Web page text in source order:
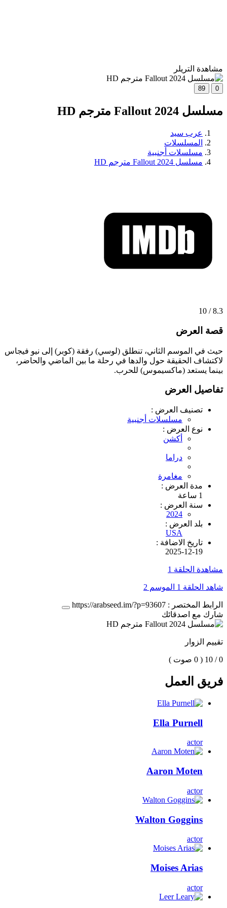
مشاهدة التريلر
0
89
مسلسل Fallout 2024 مترجم HD
عرب سيد
المسلسلات
مسلسلات أجنبية
مسلسل Fallout 2024 مترجم HD
8.3 / 10
قصة العرض
حيث في الموسم الثاني، تنطلق (لوسي) رفقة (كوبر) إلى نيو فيجاس
لاكتشاف الحقيقة حول والدها في رحلة ما بين الماضي والحاضر،
بينما يستعد (ماكسيموس) للحرب.
تفاصيل العرض
تصنيف العرض :
مسلسلات أجنبية
نوع العرض :
أكشن
دراما
مغامرة
مدة العرض :
1 ساعة
سنة العرض :
2024
بلد العرض :
USA
تاريخ الاضافة :
2025-12-19
مشاهدة الحلقة 1
شاهد الحلقة 1 الموسم 2
الرابط المختصر : https://arabseed.im/?p=93607
شارك مع اصدقائك
تقييم الزوار
0 / 10 ( 0 صوت )
فريق العمل
Ella Purnell
actor
Aaron Moten
actor
Walton Goggins
actor
Moises Arias
actor